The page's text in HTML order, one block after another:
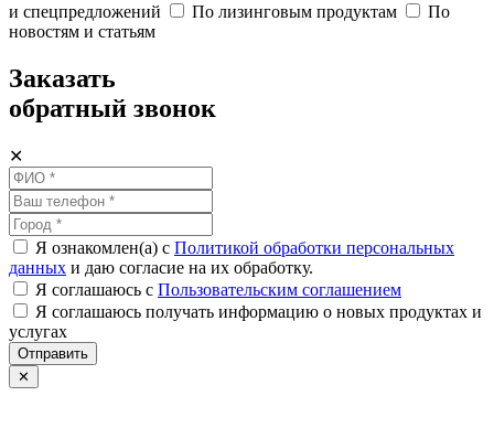
и спецпредложений
По лизинговым продуктам
По
новостям и статьям
Заказать
обратный звонок
✕
Я ознакомлен(а) с Политикой обработки персональных
данных и даю согласие на их обработку.
Я соглашаюсь c Пользовательским соглашением
Я соглашаюсь получать информацию о новых продуктах и
услугах
Отправить
✕